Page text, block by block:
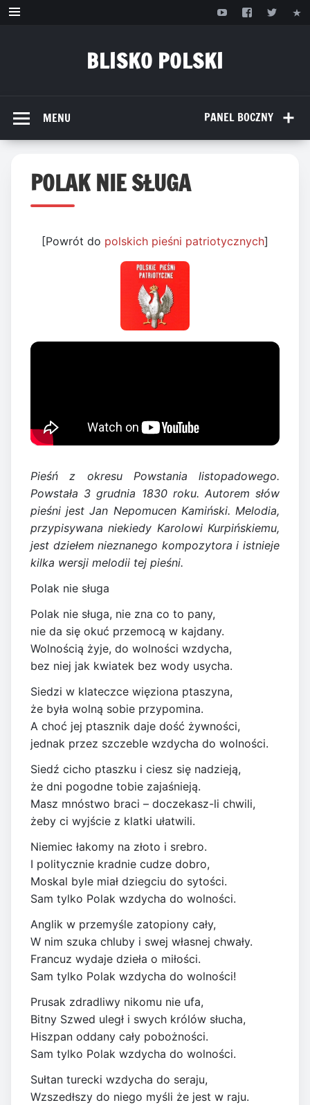
Przejdź
BLISKO POLSKI
PANEL BOCZNY
MENU
POLAK NIE SŁUGA
[Powrót do polskich pieśni patriotycznych]
Pieśń z okresu Powstania listopadowego.
Powstała 3 grudnia 1830 roku. Autorem słów
pieśni jest Jan Nepomucen Kamiński. Melodia,
przypisywana niekiedy Karolowi Kurpińskiemu,
jest dziełem nieznanego kompozytora i istnieje
kilka wersji melodii tej pieśni.
Polak nie sługa
Polak nie sługa, nie zna co to pany,
nie da się okuć przemocą w kajdany.
Wolnością żyje, do wolności wzdycha,
bez niej jak kwiatek bez wody usycha.
Siedzi w klateczce więziona ptaszyna,
że była wolną sobie przypomina.
A choć jej ptasznik daje dość żywności,
jednak przez szczeble wzdycha do wolności.
Siedź cicho ptaszku i ciesz się nadzieją,
że dni pogodne tobie zajaśnieją.
Masz mnóstwo braci – doczekasz-li chwili,
żeby ci wyjście z klatki ułatwili.
Niemiec łakomy na złoto i srebro.
I politycznie kradnie cudze dobro,
Moskal byle miał dziegciu dо sytości.
Sam tylko Polak wzdycha dо wolności.
Anglik w przemyśle zatopiony саłу,
W nim szuka chluby i swej własnej chwały.
Francuz wydaje dzieła о miłości.
Sam tylko Polak wzdycha dо wolności!
Prusak zdradliwy nikomu nie ufa,
Bitny Szwed uległ i swych królów słucha,
Hiszpan oddany cały pobożności.
Sam tylko Polak wzdycha dо wolności.
Sułtan turecki wzdycha do seraju,
Wzszedłszy do niego myśli że jest w raju.